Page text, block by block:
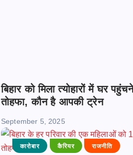
बिहार को मिला त्योहारों में घर
तोहफा, कौन है आपकी ट्रेन
September 5, 2025
कारोबार कैरियर राजनीति